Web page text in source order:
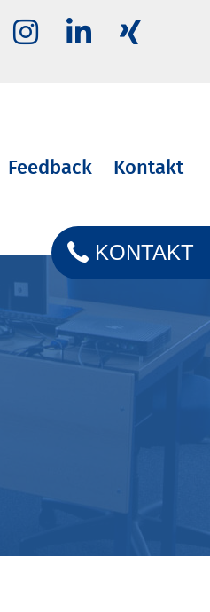
Feedback Kontakt
KONTAKT